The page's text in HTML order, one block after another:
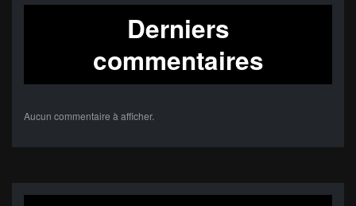
Derniers
commentaires
Aucun commentaire à afficher.